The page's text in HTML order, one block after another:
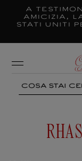
contenuti
A
amicizia,
Stati Uniti